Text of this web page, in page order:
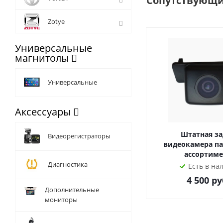
- Qualcomm
- NXP6686FM
В нашем интернет-
официального
Штатная
видеокамера
Есть в
4 500
Zotye
Универсальные
магнитолы
Универсальные
Аксессуары
Видеорегистраторы
Диагностика
Дополнительные
мониторы